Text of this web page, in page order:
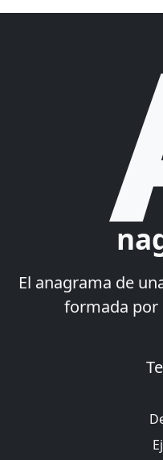
El anagrama de
formada por